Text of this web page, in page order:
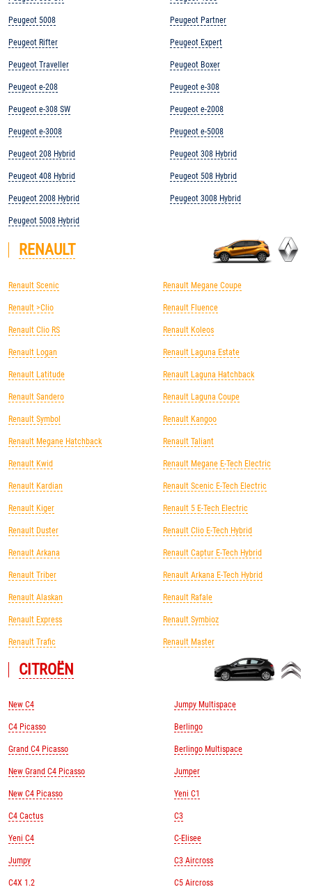
Peugeot 5008
Peugeot Rifter
Peugeot Traveller
Peugeot e-208
Peugeot e-308 SW
Peugeot e-3008
Peugeot 208 Hybrid
Peugeot 408 Hybrid
Peugeot 2008 Hybrid
Peugeot 5008 Hybrid
Peugeot Partner
Peugeot Expert
Peugeot Boxer
Peugeot e-308
Peugeot e-2008
Peugeot e-5008
Peugeot 308 Hybrid
Peugeot 508 Hybrid
Peugeot 3008 Hybrid
RENAULT
Renault Scenic
Renault >Clio
Renault Clio RS
Renault Logan
Renault Latitude
Renault Sandero
Renault Symbol
Renault Megane Hatchback
Renault Kwid
Renault Kardian
Renault Kiger
Renault Duster
Renault Arkana
Renault Triber
Renault Alaskan
Renault Express
Renault Trafic
Renault Megane Coupe
Renault Fluence
Renault Koleos
Renault Laguna Estate
Renault Laguna Hatchback
Renault Laguna Coupe
Renault Kangoo
Renault Taliant
Renault Megane E-Tech Electric
Renault Scenic E-Tech Electric
Renault 5 E-Tech Electric
Renault Clio E-Tech Hybrid
Renault Captur E-Tech Hybrid
Renault Arkana E-Tech Hybrid
Renault Rafale
Renault Symbioz
Renault Master
CITROЁN
New C4
C4 Picasso
Grand C4 Picasso
New Grand C4 Picasso
New C4 Picasso
C4 Cactus
Yeni C4
Jumpy
C4X 1.2
Jumpy Multispace
Berlingo
Berlingo Multispace
Jumper
Yeni C1
C3
C-Elisee
C3 Aircross
C5 Aircross